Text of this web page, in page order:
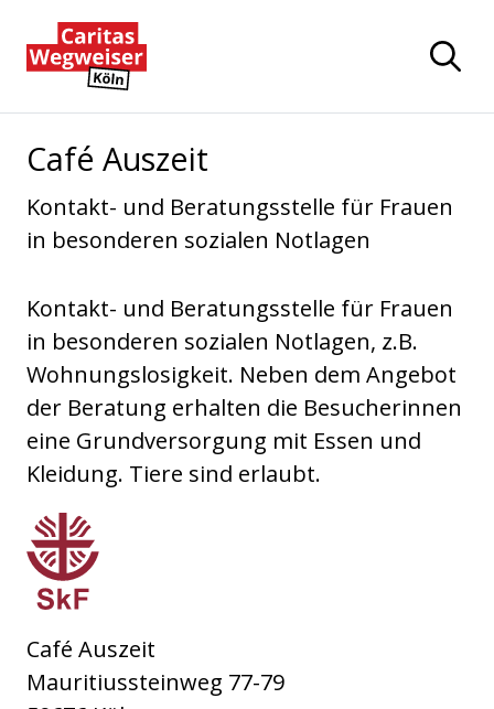
Zur Startseite navigieren
Café Auszeit
Kontakt- und Beratungsstelle für Frauen
in besonderen sozialen Notlagen
Kontakt- und Beratungsstelle für Frauen
in besonderen sozialen Notlagen, z.B.
Wohnungslosigkeit. Neben dem Angebot
der Beratung erhalten die Besucherinnen
eine Grundversorgung mit Essen und
Kleidung. Tiere sind erlaubt.
Sozialdienst katholischer Frauen e.V. Köln
Café Auszeit
Mauritiussteinweg 77-79